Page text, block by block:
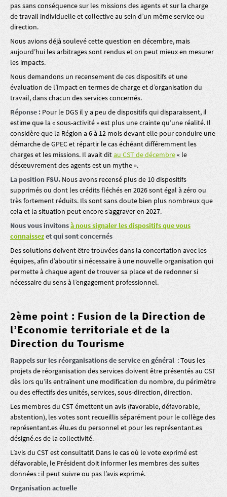
pas sans conséquence sur les missions des agents et sur la charge
de travail individuelle et collective au sein d’un même service ou
direction.
Nous avions déjà soulevé cette question en décembre, mais
aujourd’hui les arbitrages sont rendus et on peut mieux en mesurer
les impacts.
Nous demandons un recensement de ces dispositifs et une
évaluation de l’impact en termes de charge et d’organisation du
travail, dans chacun des services concernés.
Réponse : Pour le DGS il y a peu de dispositifs qui disparaissent, il
estime que la « sous-activité » est plus une crainte qu’une réalité. Il
considère que la Région a 6 à 12 mois devant elle pour conduire une
démarche de GPEC et répartir le cas échéant différemment les
charges et les missions. Il avait ditau CST de décembre« le
désœuvrement des agents est un mythe ».
La position FSU. Nous avons recensé plus de 10 dispositifs
supprimés ou dont les crédits fléchés en 2026 sont égal à zéro ou
très fortement réduits. Ils sont sans doute bien plus nombreux que
cela et la situation peut encore s’aggraver en 2027.
Nous vous invitonsà nous signaler les dispositifs que vous
connaissezet qui sont concernés
Des solutions doivent être trouvées dans la concertation avec les
équipes, afin d’aboutir si nécessaire à une nouvelle organisation qui
permette à chaque agent de trouver sa place et de redonner si
nécessaire du sens à l’engagement professionnel.
2ème point : Fusion de la Direction de
l’Economie territoriale et de la
Direction du Tourisme
Rappels sur les réorganisations de service en général : Tous les
projets de réorganisation des services doivent être présentés au CST
dès lors qu’ils entraînent une modification du nombre, du périmètre
ou des effectifs des unités, services, sous-direction, direction.
Les membres du CST émettent un avis (favorable, défavorable,
abstention), les votes sont recueillis séparément pour le collège des
représentant.es élu.es du personnel et pour les représentant.es
désigné.es de la collectivité.
L’avis du CST est consultatif. Dans le cas où le vote exprimé est
défavorable, le Président doit informer les membres des suites
données : il peut suivre ou pas l’avis exprimé.
Organisation actuelle